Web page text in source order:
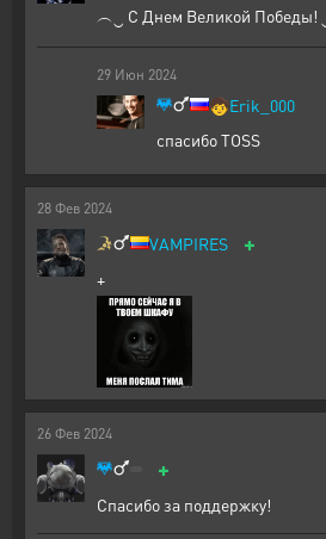
︵‿ С Днем Великой Победы!
29 Июн 2024
🧒Erik_000
спасибо ТОSS
28 Фев 2024
VAMPIRES +
+
26 Фев 2024
+
Спасибо за поддержку!